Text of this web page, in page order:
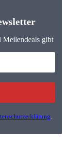
Meilendeals gibt
.